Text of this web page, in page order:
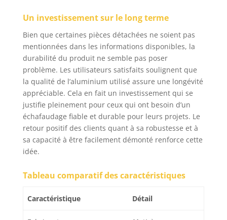
Un investissement sur le long terme
Bien que certaines pièces détachées ne soient pas
mentionnées dans les informations disponibles, la
durabilité du produit ne semble pas poser
problème. Les utilisateurs satisfaits soulignent que
la qualité de l’aluminium utilisé assure une longévité
appréciable. Cela en fait un investissement qui se
justifie pleinement pour ceux qui ont besoin d’un
échafaudage fiable et durable pour leurs projets. Le
retour positif des clients quant à sa robustesse et à
sa capacité à être facilement démonté renforce cette
idée.
Tableau comparatif des caractéristiques
Caractéristique Détail